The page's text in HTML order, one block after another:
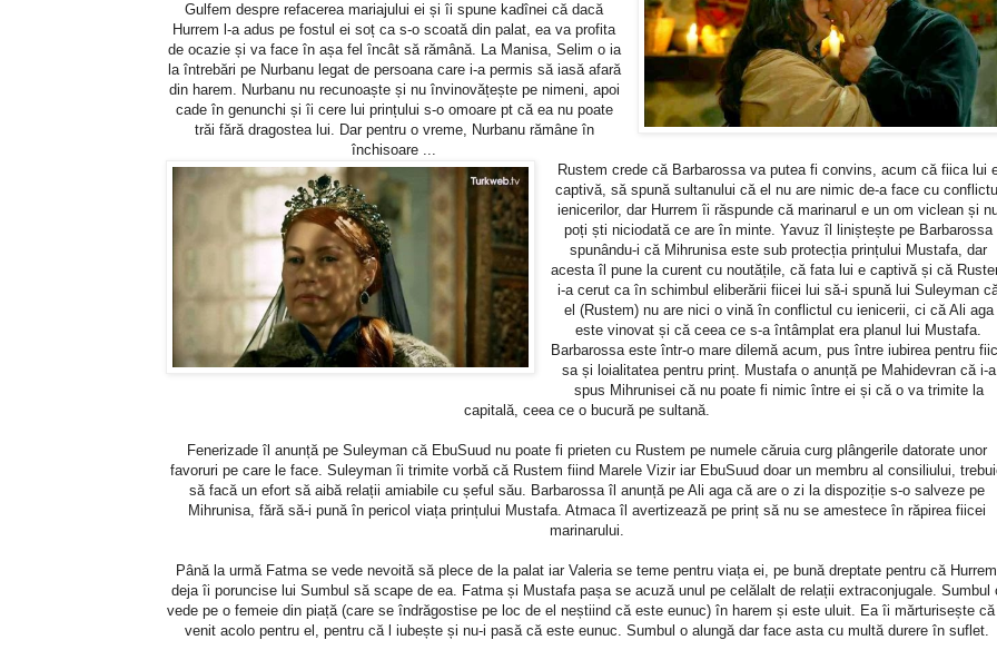
Gulfem despre refacerea mariajului ei și îi spune kadînei că dacă
Hurrem l-a adus pe fostul ei soț ca s-o scoată din palat, ea va profita
de ocazie și va face în așa fel încât să rămână. La Manisa, Selim o ia
la întrebări pe Nurbanu legat de persoana care i-a permis să iasă afară
din harem. Nurbanu nu recunoaște și nu învinovățește pe nimeni, apoi
cade în genunchi și îi cere lui prințului s-o omoare pt că ea nu poate
trăi fără dragostea lui. Dar pentru o vreme, Nurbanu rămâne în
închisoare ...
Rustem crede că Barbarossa va putea fi convins, acum că fiica lui
captivă, să spună sultanului că el nu are nimic de-a face cu
ienicerilor, dar Hurrem îi răspunde că marinarul e un om viclean și
poți ști niciodată ce are în minte. Yavuz îl liniștește pe Barbarossa
spunându-i că Mihrunisa este sub protecția prințului Mustafa, dar
acesta îl pune la curent cu noutățile, că fata lui e captivă și că
i-a cerut ca în schimbul eliberării fiicei lui să-i spună lui Suleyman
el (Rustem) nu are nici o vină în conflictul cu ienicerii, ci că Ali aga
este vinovat și că ceea ce s-a întâmplat era planul lui Mustafa.
Barbarossa este într-o mare dilemă acum, pus între iubirea pentru
sa și loialitatea pentru prinț. Mustafa o anunță pe Mahidevran că i-a
spus Mihrunisei că nu poate fi nimic între ei și că o va trimite la
capitală, ceea ce o bucură pe sultană.
Fenerizade îl anunță pe Suleyman că EbuSuud nu poate fi prieten cu Rustem pe numele căruia curg plângerile datorate unor
favoruri pe care le face. Suleyman îi trimite vorbă că Rustem fiind Marele Vizir iar EbuSuud doar un membru al consiliului,
să facă un efort să aibă relații amiabile cu șeful său. Barbarossa îl anunță pe Ali aga că are o zi la dispoziție s-o salveze pe
Mihrunisa, fără să-i pună în pericol viața prințului Mustafa. Atmaca îl avertizează pe prinț să nu se amestece în răpirea fiicei
marinarului.
Până la urmă Fatma se vede nevoită să plece de la palat iar Valeria se teme pentru viața ei, pe bună dreptate pentru că Hurrem
deja îi poruncise lui Sumbul să scape de ea. Fatma și Mustafa pașa se acuză unul pe celălalt de relații extraconjugale. Sumbul
vede pe o femeie din piață (care se îndrăgostise pe loc de el neștiind că este eunuc) în harem și este uluit. Ea îi mărturisește că
venit acolo pentru el, pentru că l iubește și nu-i pasă că este eunuc. Sumbul o alungă dar face asta cu multă durere în suflet.